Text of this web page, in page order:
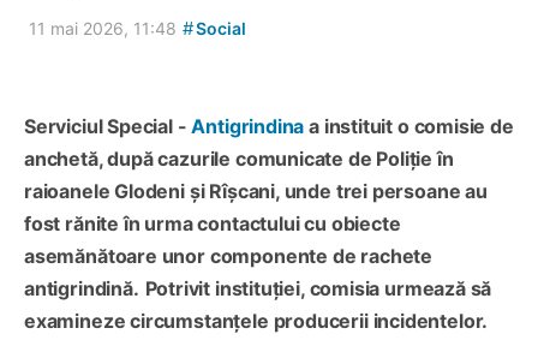
11 mai 2026, 11:48 #Social
Serviciul Special -Antigrindina a instituit o comisie de
anchetă, după cazurile comunicate de Poliție în
raioanele Glodeni și Rîșcani, unde trei persoane au
fost rănite în urma contactului cu obiecte
asemănătoare unor componente de rachete
antigrindină. Potrivit instituției, comisia urmează să
examineze circumstanțele producerii incidentelor.